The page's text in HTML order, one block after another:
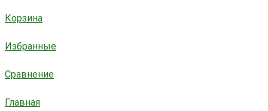
Корзина
Избранные
Сравнение
Главная